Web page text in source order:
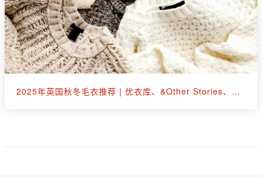
2025年英国秋冬毛衣推荐 | 优衣库、&Other Stories、拉夫劳伦等30+款